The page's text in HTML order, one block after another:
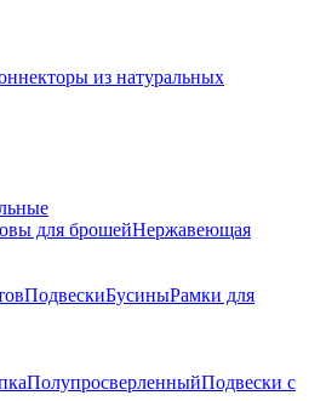
из натуральных
для брошейНержавеющая
ПодвескиБусиныРамки для
ПолупросверленныйПодвески с